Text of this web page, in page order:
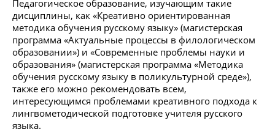
Педагогическое образование, изучающим такие
дисциплины, как «Креативно ориентированная
методика обучения русскому языку» (магистерская
программа «Актуальные процессы в филологическом
образовании») и «Современные проблемы науки и
образования» (магистерская программа «Методика
обучения русскому языку в поликультурной среде»),
также его можно рекомендовать всем,
интересующимся проблемами креативного подхода к
лингвометодической подготовке учителя русского
языка.